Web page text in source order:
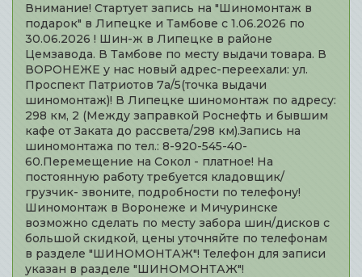
Внимание! Стартует запись на "Шиномонтаж в
подарок" в Липецке и Тамбове с 1.06.2026 по
30.06.2026 ! Шин-ж в Липецке в районе
Цемзавода. В Тамбове по месту выдачи товара. В
ВОРОНЕЖЕ у нас новый адрес-переехали: ул.
Проспект Патриотов 7а/5(точка выдачи
шиномонтаж)! В Липецке шиномонтаж по адресу:
298 км, 2 (Между заправкой Роснефть и бывшим
кафе от Заката до рассвета/298 км).Запись на
шиномонтажа по тел.: 8-920-545-40-
60.Перемещение на Сокол - платное! На
постоянную работу требуется кладовщик/
грузчик- звоните, подробности по телефону!
Шиномонтаж в Воронеже и Мичуринске
возможно сделать по месту забора шин/дисков с
большой скидкой, цены уточняйте по телефонам
в разделе "ШИНОМОНТАЖ"! Телефон для записи
указан в разделе "ШИНОМОНТАЖ"!